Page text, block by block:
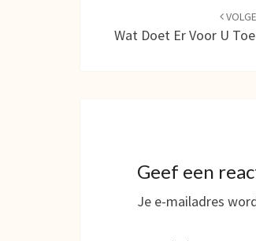
berichten
Wat Doet Er Voor U
Geef een
Je e-mailadres